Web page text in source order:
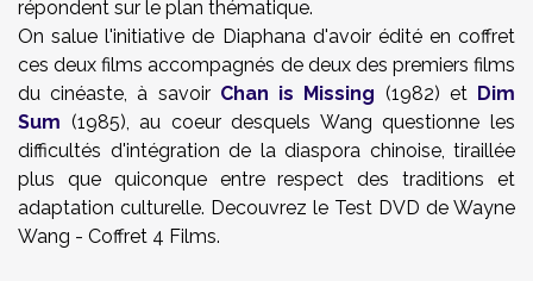
répondent sur le plan thématique.
On salue l'initiative de Diaphana d'avoir édité en coffret
ces deux films accompagnés de deux des premiers films
du cinéaste, à savoir Chan is Missing (1982) et Dim
Sum (1985), au coeur desquels Wang questionne les
difficultés d'intégration de la diaspora chinoise, tiraillée
plus que quiconque entre respect des traditions et
adaptation culturelle. Decouvrez le Test DVD de Wayne
Wang - Coffret 4 Films.